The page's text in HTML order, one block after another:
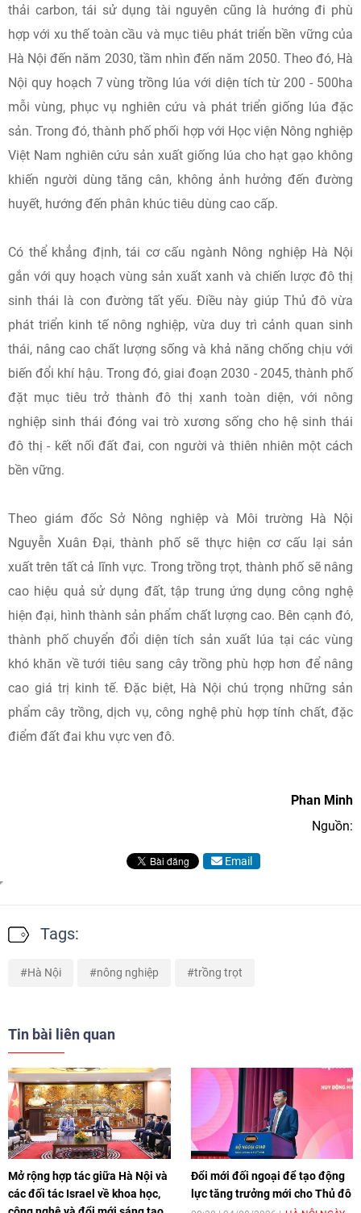
thải carbon, tái sử dụng tài nguyên cũng là hướng đi phù
hợp với xu thế toàn cầu và mục tiêu phát triển bền vững của
Hà Nội đến năm 2030, tầm nhìn đến năm 2050. Theo đó, Hà
Nội quy hoạch 7 vùng trồng lúa với diện tích từ 200 - 500ha
mỗi vùng, phục vụ nghiên cứu và phát triển giống lúa đặc
sản. Trong đó, thành phố phối hợp với Học viện Nông nghiệp
Việt Nam nghiên cứu sản xuất giống lúa cho hạt gạo không
khiến người dùng tăng cân, không ảnh hưởng đến đường
huyết, hướng đến phân khúc tiêu dùng cao cấp.
Có thể khẳng định, tái cơ cấu ngành Nông nghiệp Hà Nội
gắn với quy hoạch vùng sản xuất xanh và chiến lược đô thị
sinh thái là con đường tất yếu. Điều này giúp Thủ đô vừa
phát triển kinh tế nông nghiệp, vừa duy trì cảnh quan sinh
thái, nâng cao chất lượng sống và khả năng chống chịu với
biến đổi khí hậu. Trong đó, giai đoạn 2030 - 2045, thành phố
đặt mục tiêu trở thành đô thị xanh toàn diện, với nông
nghiệp sinh thái đóng vai trò xương sống cho hệ sinh thái
đô thị - kết nối đất đai, con người và thiên nhiên một cách
bền vững.
Theo giám đốc Sở Nông nghiệp và Môi trường Hà Nội
Nguyễn Xuân Đại, thành phố sẽ thực hiện cơ cấu lại sản
xuất trên tất cả lĩnh vực. Trong trồng trọt, thành phố sẽ nâng
cao hiệu quả sử dụng đất, tập trung ứng dụng công nghệ
hiện đại, hình thành sản phẩm chất lượng cao. Bên cạnh đó,
thành phố chuyển đổi diện tích sản xuất lúa tại các vùng
khó khăn về tưới tiêu sang cây trồng phù hợp hơn để nâng
cao giá trị kinh tế. Đặc biệt, Hà Nội chú trọng những sản
phẩm cây trồng, dịch vụ, công nghệ phù hợp tính chất, đặc
điểm đất đai khu vực ven đô.
Phan Minh
Nguồn:
Email
Tags:
Hà Nội nông nghiệp trồng trọt
Tin bài liên quan
Mở rộng hợp tác giữa Hà Nội và
các đối tác Israel về khoa học,
Đổi mới đối ngoại để tạo động
lực tăng trưởng mới cho Thủ đô